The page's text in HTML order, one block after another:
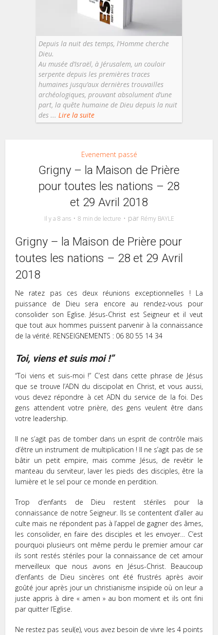
Depuis la nuit des temps, l’Homme cherche
Dieu.
Au musée d’Israël, à Jérusalem, un couloir
serpente depuis les premières traces
humaines jusqu’aux dernières trouvailles
archéologiques, prouvant absolument d’une
part, la quête humaine de Dieu depuis la nuit
des ... Lire la suite
Evenement passé
Grigny – la Maison de Prière
pour toutes les nations – 28
et 29 Avril 2018
Il y a 8 ans 8 min de lecture par Rémy BAYLE
Grigny – la Maison de Prière pour
toutes les nations – 28 et 29 Avril
2018
Ne ratez pas ces deux réunions exceptionnelles ! La
puissance de Dieu sera encore au rendez-vous pour
consolider son Eglise. Jésus-Christ est Seigneur et il veut
que tout aux hommes puissent parvenir à la connaissance
de la vérité. RENSEIGNEMENTS : 06 80 55 14 34
Toi, viens et suis moi !”
“Toi viens et suis-moi !” C’est dans cette phrase de Jésus
que se trouve l’ADN du discipolat en Christ, et vous aussi,
vous devez répondre à cet ADN du service de la foi. Des
gens attendent votre prière, des gens veulent être dans
votre leadership.
Il ne s’agit pas de tomber dans un esprit de contrôle mais
d’être un instrument de multiplication ! Il ne s’agit pas de se
bâtir un petit empire, mais comme Jésus, de revêtir le
manteau du serviteur, laver les pieds des disciples, être la
lumière et le sel pour ce monde en perdition.
Trop d’enfants de Dieu restent stériles pour la
connaissance de notre Seigneur. Ils se contentent d’aller au
culte mais ne répondent pas à l’appel de gagner des âmes,
les consolider, en faire des disciples et les envoyer… C’est
pourquoi plusieurs ont même perdu le premier amour car
ils sont restés stériles pour la connaissance de cet amour
merveilleux que nous avons en Jésus-Christ. Beaucoup
d’enfants de Dieu sincères ont été frustrés après avoir
goûté jour après jour un christianisme insipide où on leur a
juste appris à dire « amen » au bon moment et ils ont fini
par quitter l’Eglise.
Ne restez pas seul(e), vous avez besoin de vivre les 4 points